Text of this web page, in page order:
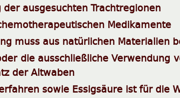
ausgesuchten Trachtregionen
Medikamente
muss aus natürlichen Materialien
die ausschließliche Verwendung
der Altwaben
sowie Essigsäure ist für die